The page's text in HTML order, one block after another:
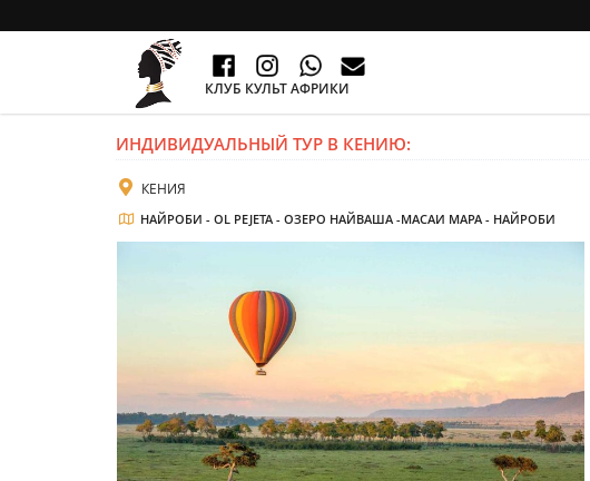
КЛУБ КУЛЬТ АФРИКИ
ИНДИВИДУАЛЬНЫЙ ТУР В КЕНИЮ:
КЕНИЯ
НАЙРОБИ - OL PEJETA - ОЗЕРО НАЙВАША -МАСАИ МАРА - НАЙРОБИ